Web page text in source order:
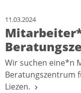
11.03.2024
Wir suchen eine*n
Beratungszentrum
Liezen.